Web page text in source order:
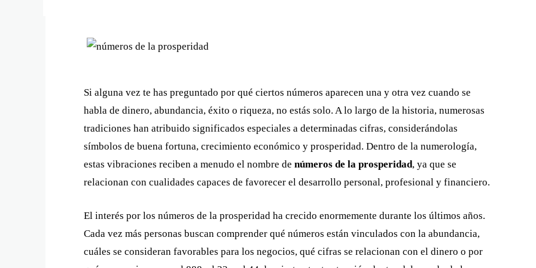
Si alguna vez te has preguntado por qué ciertos números aparecen una y otra vez cuando se
habla de dinero, abundancia, éxito o riqueza, no estás solo. A lo largo de la historia, numerosas
tradiciones han atribuido significados especiales a determinadas cifras, considerándolas
símbolos de buena fortuna, crecimiento económico y prosperidad. Dentro de la numerología,
estas vibraciones reciben a menudo el nombre de números de la prosperidad, ya que se
relacionan con cualidades capaces de favorecer el desarrollo personal, profesional y financiero.
El interés por los números de la prosperidad ha crecido enormemente durante los últimos años.
Cada vez más personas buscan comprender qué números están vinculados con la abundancia,
cuáles se consideran favorables para los negocios, qué cifras se relacionan con el dinero o por